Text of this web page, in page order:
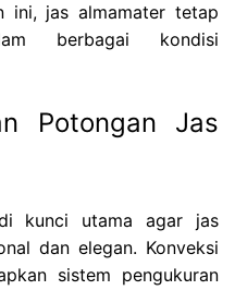
ini, jas almamater tetap
berbagai kondisi
Potongan Jas
kunci utama agar jas
dan elegan. Konveksi
sistem pengukuran